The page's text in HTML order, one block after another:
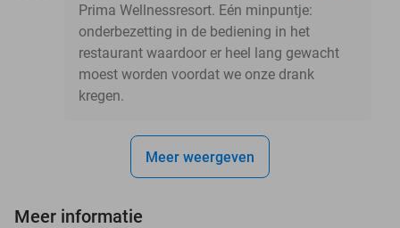
Prima Wellnessresort. Eén minpuntje:
onderbezetting in de bediening in het
restaurant waardoor er heel lang gewacht
moest worden voordat we onze drank
kregen.
Meer weergeven
Meer informatie